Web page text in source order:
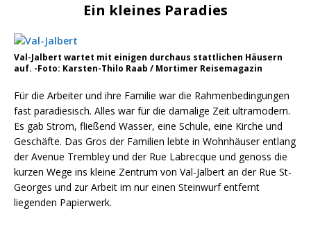
Ein kleines Paradies
Val-Jalbert wartet mit einigen durchaus stattlichen Häusern
auf. -Foto: Karsten-Thilo Raab / Mortimer Reisemagazin
Für die Arbeiter und ihre Familie war die Rahmenbedingungen
fast paradiesisch. Alles war für die damalige Zeit ultramodern.
Es gab Strom, fließend Wasser, eine Schule, eine Kirche und
Geschäfte. Das Gros der Familien lebte in Wohnhäuser entlang
der Avenue Trembley und der Rue Labrecque und genoss die
kurzen Wege ins kleine Zentrum von Val-Jalbert an der Rue St-
Georges und zur Arbeit im nur einen Steinwurf entfernt
liegenden Papierwerk.